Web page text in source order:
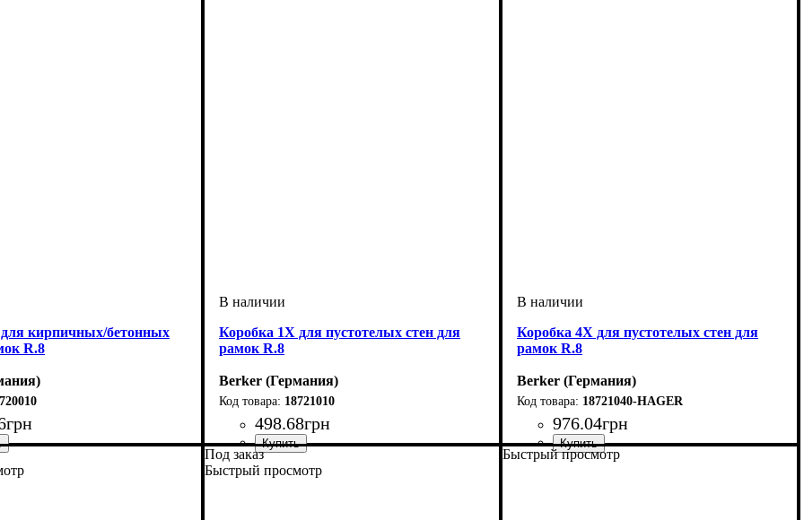
кирпичных/бетонных
R.8
грн
Коробка 1Х для пустотелых стен для
рамок R.8
Berker (Германия)
18721010
498.68грн
Серия: R.8
Коробка 4Х для пустотелых стен для
рамок R.8
Berker (Германия)
18721040-HAGER
976.04грн
Серия: R.8
Под заказ
Быстрый просмотр
Быстрый просмотр